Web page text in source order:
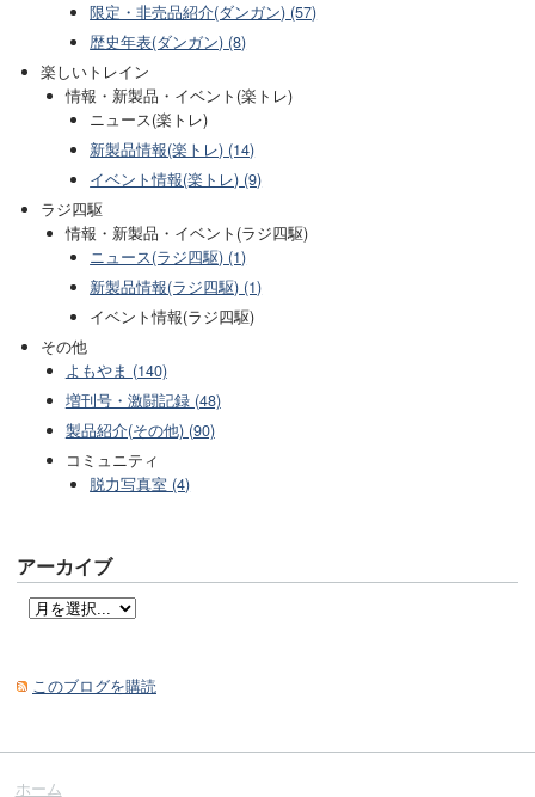
限定・非売品紹介(ダンガン) (57)
歴史年表(ダンガン) (8)
楽しいトレイン
情報・新製品・イベント(楽トレ)
ニュース(楽トレ)
新製品情報(楽トレ) (14)
イベント情報(楽トレ) (9)
ラジ四駆
情報・新製品・イベント(ラジ四駆)
ニュース(ラジ四駆) (1)
新製品情報(ラジ四駆) (1)
イベント情報(ラジ四駆)
その他
よもやま (140)
増刊号・激闘記録 (48)
製品紹介(その他) (90)
コミュニティ
脱力写真室 (4)
アーカイブ
このブログを購読
ホーム